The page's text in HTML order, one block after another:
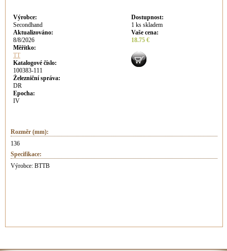
Výrobce:
Secondhand
Aktualizováno:
8/8/2026
Měřítko:
TT
Katalogové číslo:
100383-111
Železniční správa:
DR
Epocha:
IV
Dostupnost:
1 ks skladem
Vaše cena:
18.75 €
Rozměr (mm):
136
Specifikace:
Výrobce: BTTB